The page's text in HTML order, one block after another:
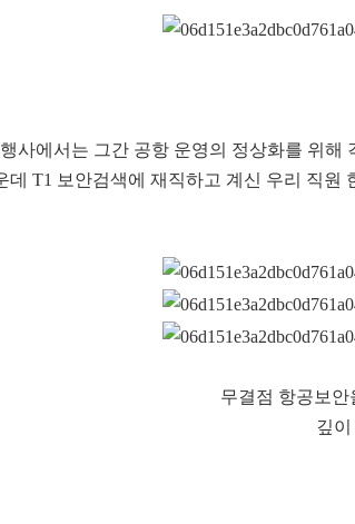
사에서는 그간 공항 운영의 정상화를 위
데 T1 보안검색에 재직하고 계신 우리 직
무결점 항공보안
깊